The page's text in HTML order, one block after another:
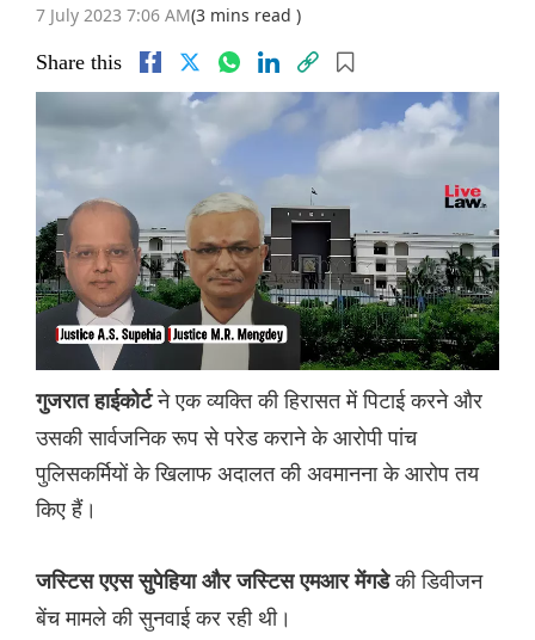
7 July 2023 7:06 AM(3 mins read )
Share this
गुजरात हाईकोर्टने एक व्यक्ति की हिरासत में पिटाई करने और
उसकी सार्वजनिक रूप से परेड कराने के आरोपी पांच
पुलिसकर्मियों के खिलाफ अदालत की अवमानना के आरोप तय
किए हैं।
जस्टिस एएस सुपेहिया और जस्टिस एमआर मेंगडेकी डिवीजन
बेंच मामले की सुनवाई कर रही थी।